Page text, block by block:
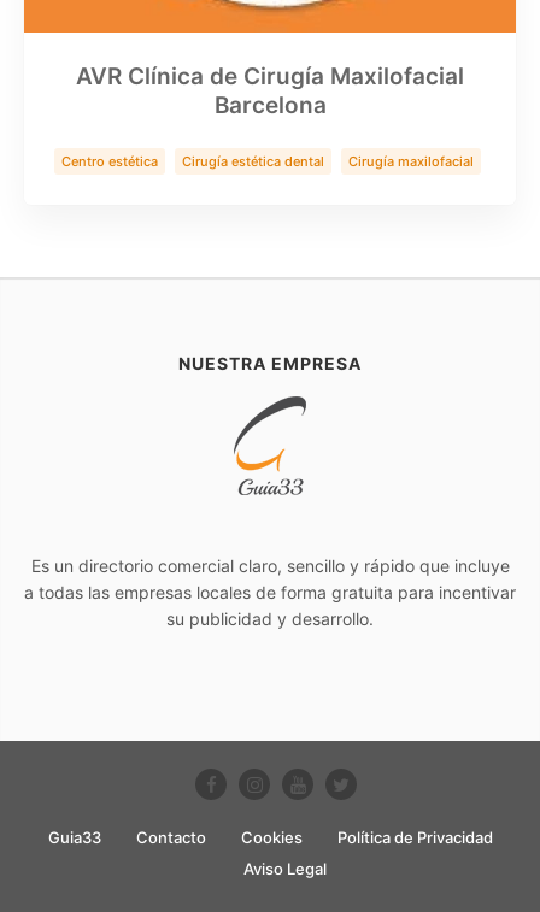
AVR Clínica de Cirugía Maxilofacial
Barcelona
Centro estética Cirugía estética dental
Cirugía maxilofacial
NUESTRA EMPRESA
Es un directorio comercial claro, sencillo y rápido que incluye
a todas las empresas locales de forma gratuita para incentivar
su publicidad y desarrollo.
Guia33 Contacto Cookies
Política de Privacidad
Aviso Legal